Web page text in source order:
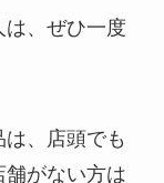
、ぜひ一度
、店頭でも
がない方は